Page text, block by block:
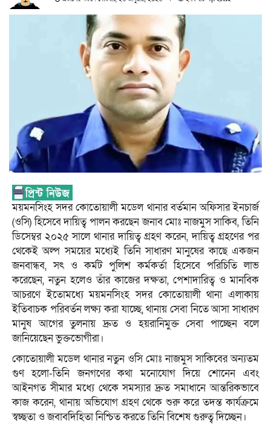
ময়মনসিংহ সদর কোতোয়ালী মডেল থানার বর্তমান অফিসার ইনচার্জ
(ওসি) হিসেবে দায়িত্ব পালন করছেন জনাব মোঃ নাজমুস সাকিব, তিনি
ডিসেম্বর ২০২৫ সালে থানার দায়িত্ব গ্রহণ করেন, দায়িত্ব গ্রহণের পর
থেকেই অল্প সময়ের মধ্যেই তিনি সাধারণ মানুষের কাছে একজন
জনবান্ধব, সৎ ও কর্মট পুলিশ কর্মকর্তা হিসেবে পরিচিতি লাভ
করেছেন, নতুন হলেও তাঁর কাজের দক্ষতা, পেশাদারিত্ব ও মানবিক
আচরণে ইতোমধ্যে ময়মনসিংহ সদর কোতোয়ালী থানা এলাকায়
ইতিবাচক পরিবর্তন লক্ষ্য করা যাচ্ছে, থানায় সেবা নিতে আসা সাধারণ
মানুষ আগের তুলনায় দ্রুত ও হয়রানিমুক্ত সেবা পাচ্ছেন বলে
জানিয়েছেন ভুক্তভোগীরা।
কোতোয়ালী মডেল থানার নতুন ওসি মোঃ নাজমুস সাকিবের অন্যতম
গুণ হলো-তিনি জনগণের কথা মনোযোগ দিয়ে শোনেন এবং
আইনগত সীমার মধ্যে থেকে সমস্যার দ্রুত সমাধানে আন্তরিকভাবে
কাজ করেন, থানায় অভিযোগ গ্রহণ থেকে শুরু করে তদন্ত কার্যক্রমে
স্বচ্ছতা ও জবাবদিহিতা নিশ্চিত করতে তিনি বিশেষ গুরুত্ব দিচ্ছেন।